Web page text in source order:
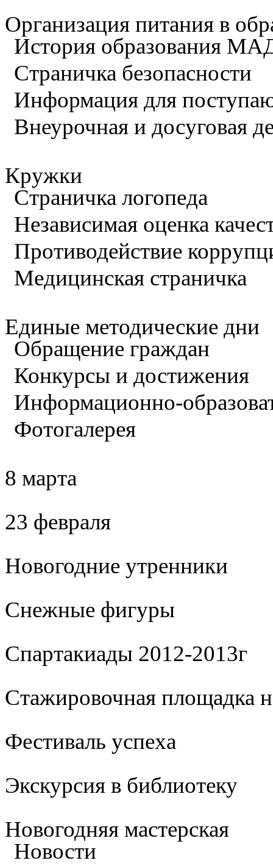
Организация питания в
История образования
Страничка безопасности
Информация для
Внеурочная и досуговая
Кружки
Страничка логопеда
Независимая оценка
Противодействие
Медицинская страничка
Единые методические дни
Обращение граждан
Конкурсы и достижения
Информационно-
Фотогалерея
8 марта
23 февраля
Новогодние утренники
Cнежные фигуры
Спартакиады 2012-2013г
Стажировочная
Фестиваль успеха
Экскурсия в библиотеку
Новогодняя мастерская
Новости